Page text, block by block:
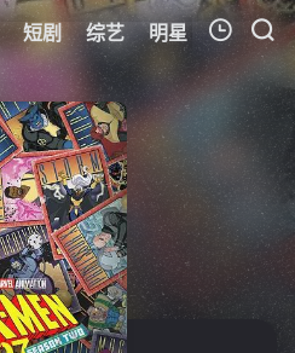
短剧 综艺 明星 周表
我的观影记录
暂无观看影片的记录